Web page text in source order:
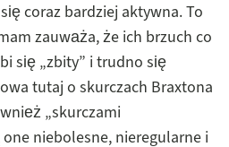
coraz bardziej aktywna. To
zauważa, że ich brzuch co
się „zbity” i trudno się
tutaj o skurczach Braxtona
„skurczami
niebolesne, nieregularne i